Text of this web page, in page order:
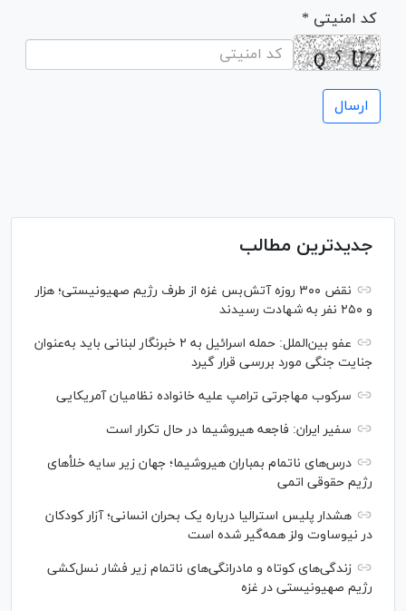
* کد امنیتی
جدیدترین مطالب
نقض ۳۰۰ روزه آتش‌بس غزه از طرف رژیم صهیونیستی؛ هزار
و ۲۵۰ نفر به شهادت رسیدند
عفو بین‌الملل: حمله اسرائیل به ۲ خبرنگار لبنانی باید به‌عنوان
جنایت جنگی مورد بررسی قرار گیرد
سرکوب مهاجرتی ترامپ علیه خانواده نظامیان آمریکایی
سفیر ایران: فاجعه هیروشیما در حال تکرار است
درس‌های ناتمام بمباران هیروشیما؛ جهان زیر سایه خلأ‌های
رژیم حقوقی اتمی
هشدار پلیس استرالیا درباره یک بحران انسانی؛ آزار کودکان
در نیوساوت ولز همه‌گیر شده است
زندگی‌های کوتاه و مادرانگی‌های ناتمام زیر فشار نسل‌کشی
رژیم صهیونیستی در غزه